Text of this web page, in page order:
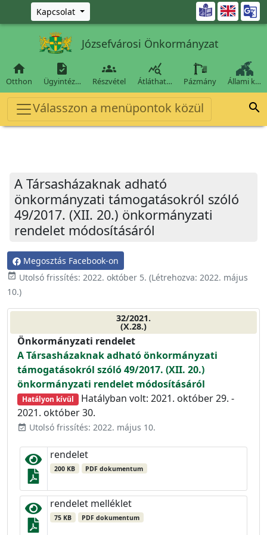
Ugrás a fő tartalomra
Kapcsolat 
Józsefvárosi Önkormányzat

Otthon

Ügyintéz…

Részvétel

Átláthat… Pázmány Állami k…
Válasszon a menüpontok közül 
A Társasházaknak adható
önkormányzati támogatásokról szóló
49/2017. (XII. 20.) önkormányzati
rendelet módosításáról
Megosztás Facebook-on
event_available Utolsó frissítés: 2022. október 5. (Létrehozva: 2022. május
10.)
32/2021.
(X.28.)
Önkormányzati rendelet
A Társasházaknak adható önkormányzati
támogatásokról szóló 49/2017. (XII. 20.)
önkormányzati rendelet módosításáról
Hatályon kívül Hatályban volt: 2021. október 29. -
2021. október 30.
event_available Utolsó frissítés: 2022. május 10.
rendelet
200 KB PDF dokumentum
rendelet melléklet
75 KB PDF dokumentum